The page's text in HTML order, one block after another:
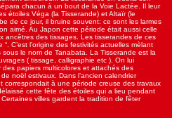
chacun à un bout de la Voie Lactée. Il leur
étoiles Véga (la Tisserande) et Altaïr (le
de ce jour, il bruine souvent: ce sont les larmes
aimé. Au Japon cette période était aussi celle
ancêtres des tissages. Les tisserandes de ces
C’est l’origine des festivités actuelles mèlant
le nom de Tanabata. La Tisserande est la
( tissage, calligraphie etc ). On lui
papiers multicolores et attachés des
noël estivaux. Dans l’ancien calendrier
correspondait à une période creuse des travaux
cette fête des étoiles qui a lieu pendant
villes gardent la tradition de fêter